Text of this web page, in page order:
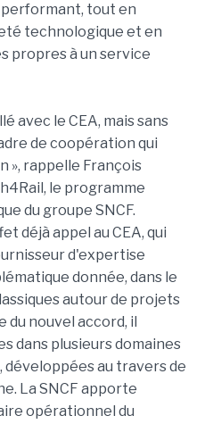
tout en
technologique et en
propres à un service
avec le CEA, mais sans
de coopération qui
», rappelle François
le programme
du groupe SNCF.
déjà appel au CEA, qui
d'expertise
donnée, dans le
autour de projets
du nouvel accord, il
dans plusieurs domaines
au travers de
La SNCF apporte
opérationnel du